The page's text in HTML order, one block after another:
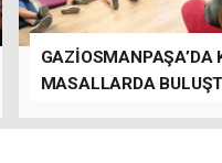
GAZİOSMANPAŞA’DA
MASALLARDA